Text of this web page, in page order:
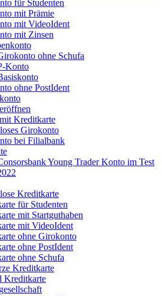
für Studenten
mit Prämie
mit VideoIdent
mit Zinsen
ohne Schufa
Konto
ohne PostIdent
Kreditkarte
Girokonto
bei Filialbank
Young Trader Konto im Test
Kreditkarte
für Studenten
mit Startguthaben
mit VideoIdent
ohne Girokonto
ohne PostIdent
ohne Schufa
Kreditkarte
Kreditkarte